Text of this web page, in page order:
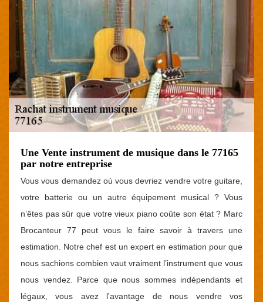
Une Vente instrument de musique dans le 77165
par notre entreprise
Vous vous demandez où vous devriez vendre votre guitare,
votre batterie ou un autre équipement musical ? Vous
n’êtes pas sûr que votre vieux piano coûte son état ? Marc
Brocanteur 77 peut vous le faire savoir à travers une
estimation. Notre chef est un expert en estimation pour que
nous sachions combien vaut vraiment l’instrument que vous
nous vendez. Parce que nous sommes indépendants et
légaux, vous avez l'avantage de nous vendre vos